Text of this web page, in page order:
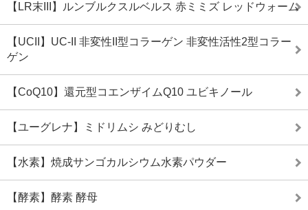
【LR末III】ルンブルクスルベルス 赤ミミズ レッドウォーム
【UCII】UC-II 非変性II型コラーゲン 非変性活性2型コラー
ゲン
【CoQ10】還元型コエンザイムQ10 ユビキノール
【ユーグレナ】ミドリムシ みどりむし
【水素】焼成サンゴカルシウム水素パウダー
【酵素】酵素 酵母